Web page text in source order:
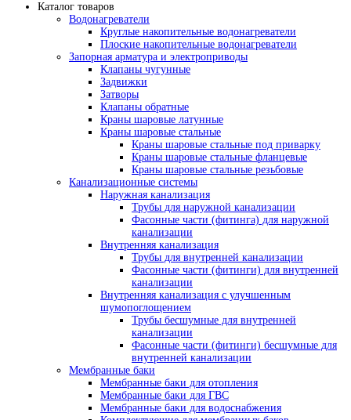
Каталог товаров
Водонагреватели
Круглые накопительные водонагреватели
Плоские накопительные водонагреватели
Запорная арматура и электроприводы
Клапаны чугунные
Задвижки
Затворы
Клапаны обратные
Краны шаровые латунные
Краны шаровые стальные
Краны шаровые стальные под приварку
Краны шаровые стальные фланцевые
Краны шаровые стальные резьбовые
Канализационные системы
Наружная канализация
Трубы для наружной канализации
Фасонные части (фитинга) для наружной
канализации
Внутренняя канализация
Трубы для внутренней канализации
Фасонные части (фитинги) для внутренней
канализации
Внутренняя канализация с улучшенным
шумопоглощением
Трубы бесшумные для внутренней
канализации
Фасонные части (фитинги) бесшумные для
внутренней канализации
Мембранные баки
Мембранные баки для отопления
Мембранные баки для ГВС
Мембранные баки для водоснабжения